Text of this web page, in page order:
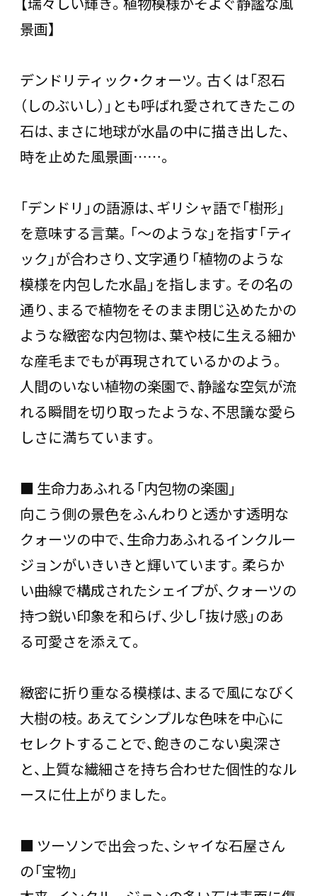
景画】
デンドリティック・クォーツ。古くは「忍石
（しのぶいし）」とも呼ばれ愛されてきたこの
石は、まさに地球が水晶の中に描き出した、
時を止めた風景画……。
「デンドリ」の語源は、ギリシャ語で「樹形」
を意味する言葉。「〜のような」を指す「ティ
ック」が合わさり、文字通り「植物のような
模様を内包した水晶」を指します。その名の
通り、まるで植物をそのまま閉じ込めたかの
ような緻密な内包物は、葉や枝に生える細か
な産毛までもが再現されているかのよう。
人間のいない植物の楽園で、静謐な空気が流
れる瞬間を切り取ったような、不思議な愛ら
しさに満ちています。
■ 生命力あふれる「内包物の楽園」
向こう側の景色をふんわりと透かす透明な
クォーツの中で、生命力あふれるインクルー
ジョンがいきいきと輝いています。柔らか
い曲線で構成されたシェイプが、クォーツの
持つ鋭い印象を和らげ、少し「抜け感」のあ
る可愛さを添えて。
緻密に折り重なる模様は、まるで風になびく
大樹の枝。あえてシンプルな色味を中心に
セレクトすることで、飽きのこない奥深さ
と、上質な繊細さを持ち合わせた個性的なル
ースに仕上がりました。
■ ツーソンで出会った、シャイな石屋さん
の「宝物」